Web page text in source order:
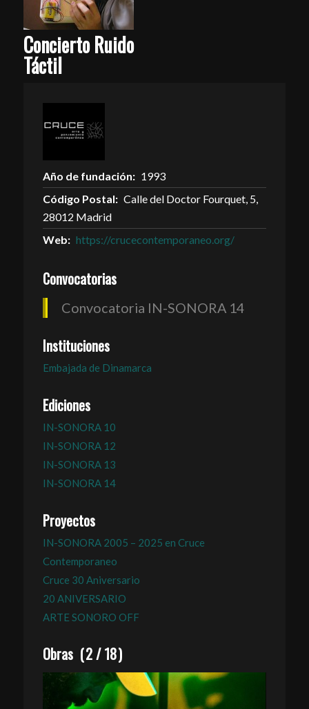
Concierto Ruido
Táctil
Año de fundación: 1993
Código Postal: Calle del Doctor Fourquet, 5,
28012 Madrid
Web: https://crucecontemporaneo.org/
Convocatorias
Convocatoria IN-SONORA 14
Instituciones
Embajada de Dinamarca
Ediciones
IN-SONORA 10
IN-SONORA 12
IN-SONORA 13
IN-SONORA 14
Proyectos
IN-SONORA 2005 – 2025 en Cruce
Contemporaneo
Cruce 30 Aniversario
20 ANIVERSARIO
ARTE SONORO OFF
Obras (2/18)